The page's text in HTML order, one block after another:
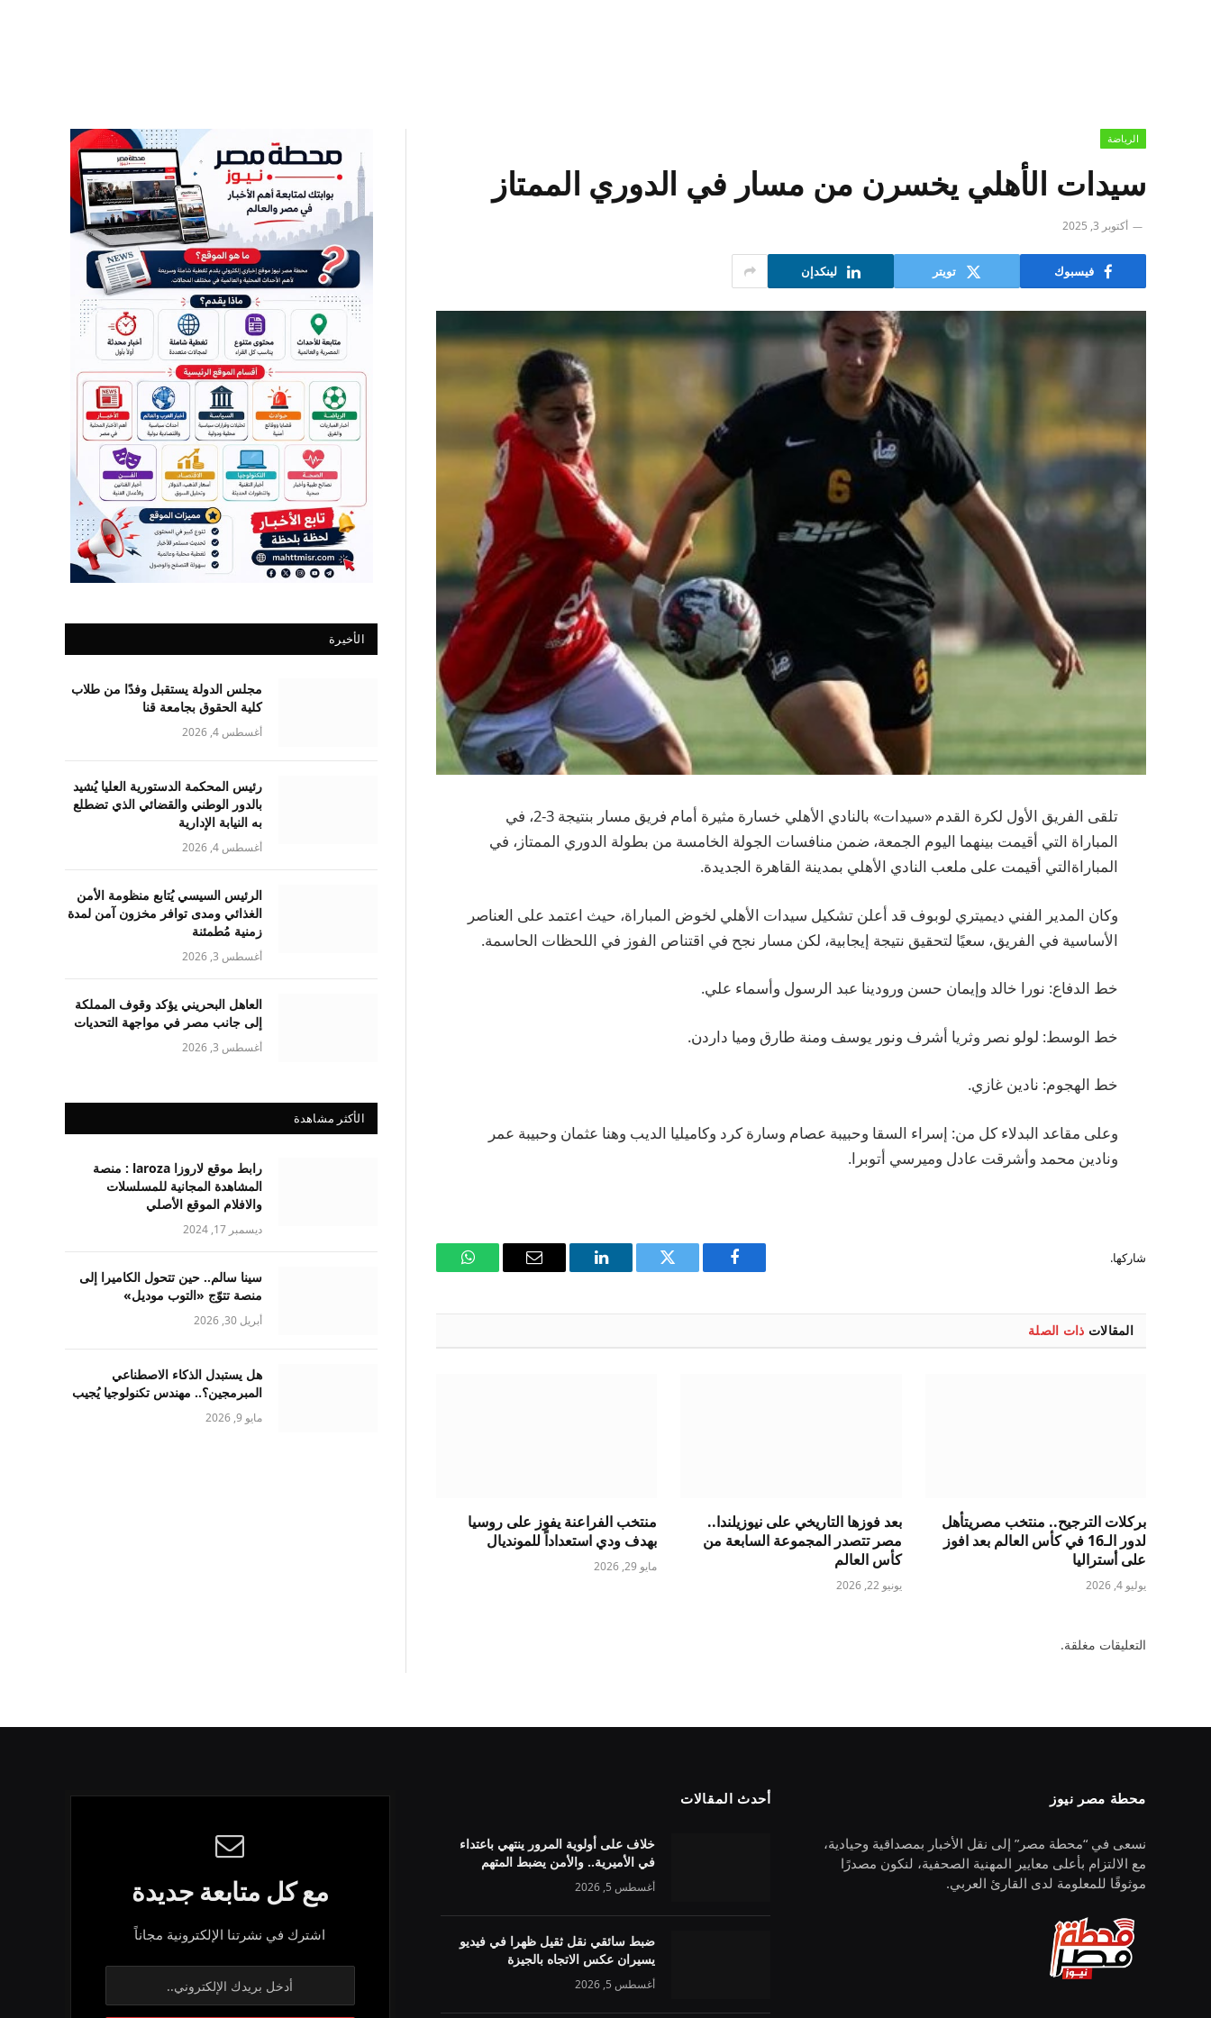
الرياضة
سيدات الأهلي يخسرن من مسار في الدوري الممتاز
أكتوبر 3, 2025
فيسبوك تويتر لينكدإن
تلقى الفريق الأول لكرة القدم «سيدات» بالنادي الأهلي خسارة مثيرة أمام فريق مسار بنتيجة 3-2، في
المباراة التي أقيمت بينهما اليوم الجمعة، ضمن منافسات الجولة الخامسة من بطولة الدوري الممتاز، في
المباراةالتي أقيمت على ملعب النادي الأهلي بمدينة القاهرة الجديدة.
وكان المدير الفني ديميتري لوبوف قد أعلن تشكيل سيدات الأهلي لخوض المباراة، حيث اعتمد على العناصر
الأساسية في الفريق، سعيًا لتحقيق نتيجة إيجابية، لكن مسار نجح في اقتناص الفوز في اللحظات الحاسمة.
خط الدفاع: نورا خالد وإيمان حسن ورودينا عبد الرسول وأسماء علي.
خط الوسط: لولو نصر وثريا أشرف ونور يوسف ومنة طارق وميا داردن.
خط الهجوم: نادين غازي.
وعلى مقاعد البدلاء كل من: إسراء السقا وحبيبة عصام وسارة كرد وكاميليا الديب وهنا عثمان وحبيبة عمر
ونادين محمد وأشرقت عادل وميرسي أتوبرا.
شاركها.
فيسبوك
تويتر لينكدإن
البريد
واتساب
المقالات ذات الصلة
بركلات الترجيح.. منتخب مصريتأهل
لدور الـ16 في كأس العالم بعد افوز
على أستراليا
يوليو 4, 2026
بعد فوزها التاريخي على نيوزيلندا..
مصر تتصدر المجموعة السابعة من
كأس العالم
يونيو 22, 2026
منتخب الفراعنة يفوز على روسيا
بهدف ودي استعداداً للمونديال
مايو 29, 2026
التعليقات مغلقة.
الأخيرة
مجلس الدولة يستقبل وفدًا من طلاب
كلية الحقوق بجامعة قنا
أغسطس 4, 2026
رئيس المحكمة الدستورية العليا يُشيد
بالدور الوطني والقضائي الذي تضطلع
به النيابة الإدارية
أغسطس 4, 2026
الرئيس السيسي يُتابع منظومة الأمن
الغذائي ومدى توافر مخزون آمن لمدة
زمنية مُطمئنة
أغسطس 3, 2026
العاهل البحريني يؤكد وقوف المملكة
إلى جانب مصر في مواجهة التحديات
أغسطس 3, 2026
الأكثر مشاهدة
رابط موقع لاروزا laroza : منصة
المشاهدة المجانية للمسلسلات
والافلام الموقع الأصلي
ديسمبر 17, 2024
سينا سالم.. حين تتحول الكاميرا إلى
منصة تتوّج «التوب موديل»
أبريل 30, 2026
هل يستبدل الذكاء الاصطناعي
المبرمجين؟.. مهندس تكنولوجيا يُجيب
مايو 9, 2026
محطة مصر نيوز
نسعى في “محطة مصر” إلى نقل الأخبار بمصداقية وحيادية،
مع الالتزام بأعلى معايير المهنية الصحفية، لنكون مصدرًا
موثوقًا للمعلومة لدى القارئ العربي.
أحدث المقالات
خلاف على أولوية المرور ينتهي باعتداء
في الأميرية.. والأمن يضبط المتهم
أغسطس 5, 2026
ضبط سائقي نقل ثقيل ظهرا في فيديو
يسيران عكس الاتجاه بالجيزة
أغسطس 5, 2026
مع كل متابعة جديدة
اشترك في نشرتنا الإلكترونية مجاناً